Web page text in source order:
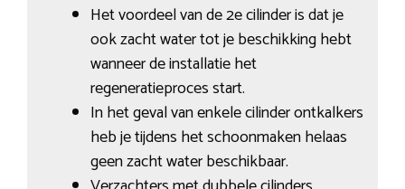
Het voordeel van de 2e cilinder is dat je
ook zacht water tot je beschikking hebt
wanneer de installatie het
regeneratieproces start.
In het geval van enkele cilinder ontkalkers
heb je tijdens het schoonmaken helaas
geen zacht water beschikbaar.